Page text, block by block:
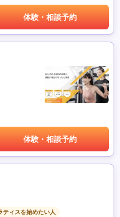
体験・相談予約
体験・相談予約
ティスを始めたい人